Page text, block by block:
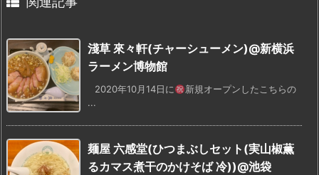
淺草 來々軒(チャーシューメン)@新横浜
ラーメン博物館
2020年10月14日に
新規オープンしたこちらの
...
麺屋 六感堂(ひつまぶしセット(実山椒薫
るカマス煮干のかけそば 冷))@池袋